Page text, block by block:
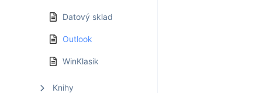
Datový sklad
Outlook
WinKlasik
Knihy